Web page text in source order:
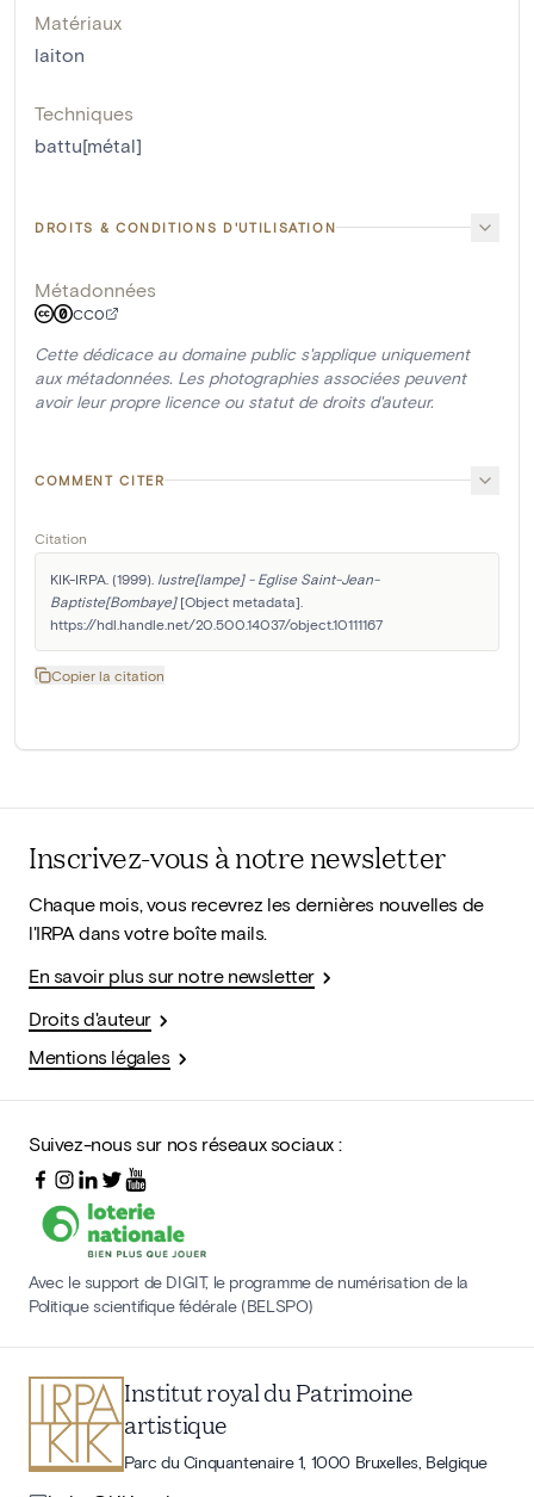
Matériaux
laiton
Techniques
battu[métal]
DROITS & CONDITIONS D'UTILISATION
Métadonnées
CC0
Cette dédicace au domaine public s'applique uniquement
aux métadonnées. Les photographies associées peuvent
avoir leur propre licence ou statut de droits d'auteur.
COMMENT CITER
Citation
KIK-IRPA. (1999). lustre[lampe] - Eglise Saint-Jean-
Baptiste[Bombaye] [Object metadata].
https://hdl.handle.net/20.500.14037/object.10111167
Copier la citation
Inscrivez-vous à notre newsletter
Chaque mois, vous recevrez les dernières nouvelles de
l'IRPA dans votre boîte mails.
En savoir plus sur notre newsletter
Droits d'auteur
Mentions légales
Suivez-nous sur nos réseaux sociaux :
Avec le support de DIGIT, le programme de numérisation de la
Politique scientifique fédérale (BELSPO)
Institut royal du Patrimoine
artistique
Parc du Cinquantenaire 1, 1000 Bruxelles, Belgique